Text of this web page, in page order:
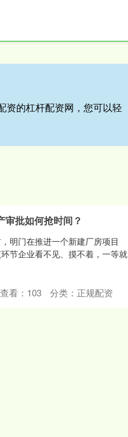
资的杠杆配资网，您可以轻
审批如何抢时间？
明门在推进一个新建厂房项目
节企业看不见、摸不着，一等就
查看： 103 分类： 正规配资